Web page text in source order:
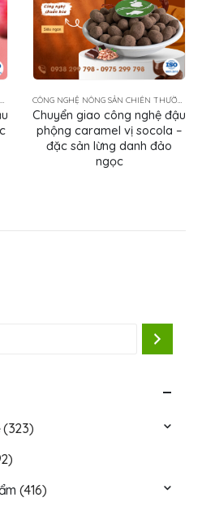
CÔNG NGHỆ NÔNG SẢN CHIÊN THƯỜNG TẨM GIA VỊ CÔNG NGHỆ NÔNG SẢN CHIÊN THƯỜNG TẨM GIA VỊ
Chuyển giao công nghệ đậu
phộng caramel vị socola –
đặc sản lừng danh đảo
ngọc
(323)
(416)